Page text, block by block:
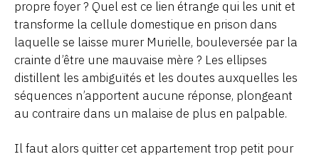
propre foyer ? Quel est ce lien étrange qui les unit et
transforme la cellule domestique en prison dans
laquelle se laisse murer Murielle, bouleversée par la
crainte d’être une mauvaise mère ? Les ellipses
distillent les ambiguïtés et les doutes auxquelles les
séquences n’apportent aucune réponse, plongeant
au contraire dans un malaise de plus en palpable.
Il faut alors quitter cet appartement trop petit pour